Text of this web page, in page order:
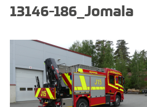
13146-186_Jomala